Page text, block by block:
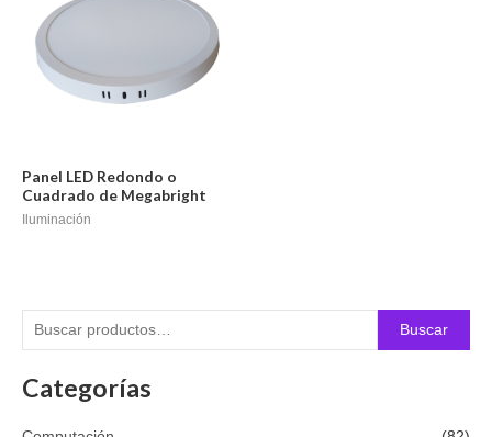
Buscar
Categorías
Panel LED Redondo o
Cuadrado de Megabright
Iluminación